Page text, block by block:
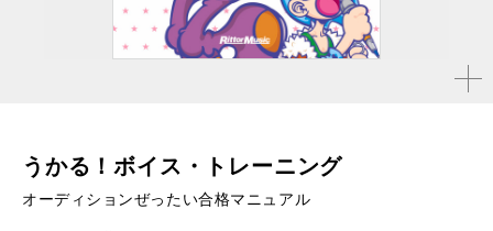
拡大す
うかる！ボイス・トレーニング
オーディションぜったい合格マニュアル